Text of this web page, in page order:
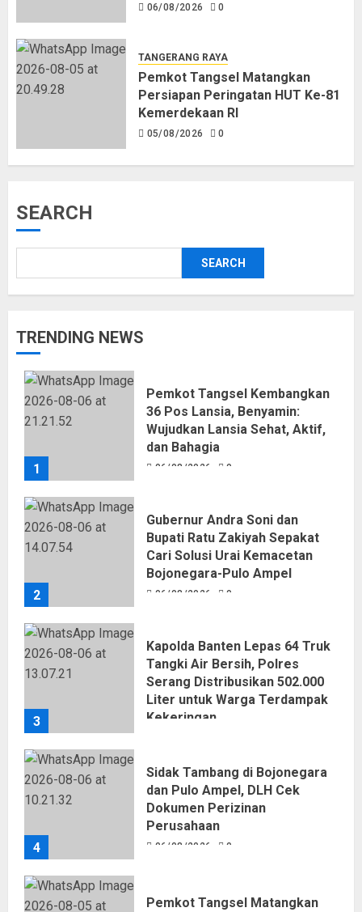
06/08/2026 0
TANGERANG RAYA
Pemkot Tangsel Matangkan
Persiapan Peringatan HUT Ke-81
Kemerdekaan RI
05/08/2026 0
SEARCH
SEARCH
TRENDING NEWS
1
Pemkot Tangsel Kembangkan
36 Pos Lansia, Benyamin:
Wujudkan Lansia Sehat, Aktif,
dan Bahagia
06/08/2026 0
2
Gubernur Andra Soni dan
Bupati Ratu Zakiyah Sepakat
Cari Solusi Urai Kemacetan
Bojonegara-Pulo Ampel
06/08/2026 0
3
Kapolda Banten Lepas 64 Truk
Tangki Air Bersih, Polres
Serang Distribusikan 502.000
Liter untuk Warga Terdampak
Kekeringan
4
Sidak Tambang di Bojonegara
dan Pulo Ampel, DLH Cek
Dokumen Perizinan
Perusahaan
06/08/2026 0
Pemkot Tangsel Matangkan